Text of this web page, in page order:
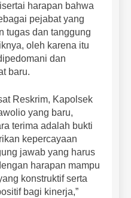
harapan bahwa
pejabat yang
tugas dan tanggung
oleh karena itu
dan
baru.
Reskrim, Kapolsek
yang baru,
terima adalah bukti
kepercayaan
jawab yang harus
harapan mampu
konstruktif serta
bagi kinerja,”